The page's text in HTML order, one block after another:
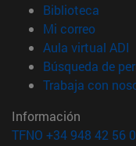
Biblioteca
Mi correo(abre
Aula virtual ADI
Búsqueda de
Trabaja con
Información
TFNO +34 948 42 56